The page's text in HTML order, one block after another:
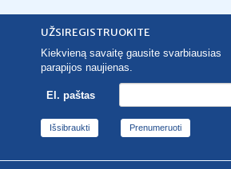
UŽSIREGISTRUOKITE
Kiekvieną savaitę gausite svarbiausias
parapijos naujienas.
El. paštas
Išsibraukti